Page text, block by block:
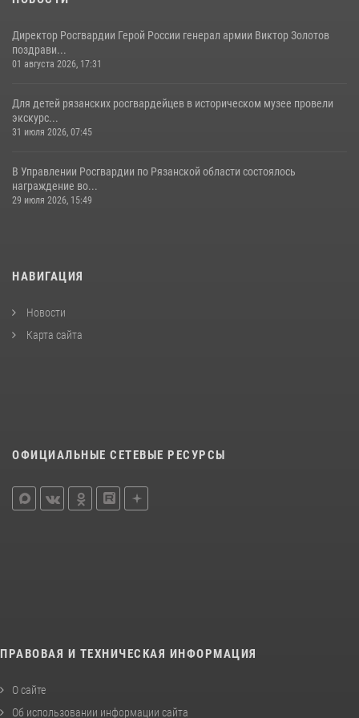
Директор Росгвардии Герой России генерал армии Виктор Золотов
поздрави...
01 августа 2026, 17:31
Для детей рязанских росгвардейцев в историческом музее провели
экскурс...
31 июля 2026, 07:45
В Управлении Росгвардии по Рязанской области состоялось
награждение во...
29 июля 2026, 15:49
НАВИГАЦИЯ
Новости
Карта сайта
ОФИЦИАЛЬНЫЕ СЕТЕВЫЕ РЕСУРСЫ
ПРАВОВАЯ И ТЕХНИЧЕСКАЯ ИНФОРМАЦИЯ
О сайте
Об использовании информации сайта